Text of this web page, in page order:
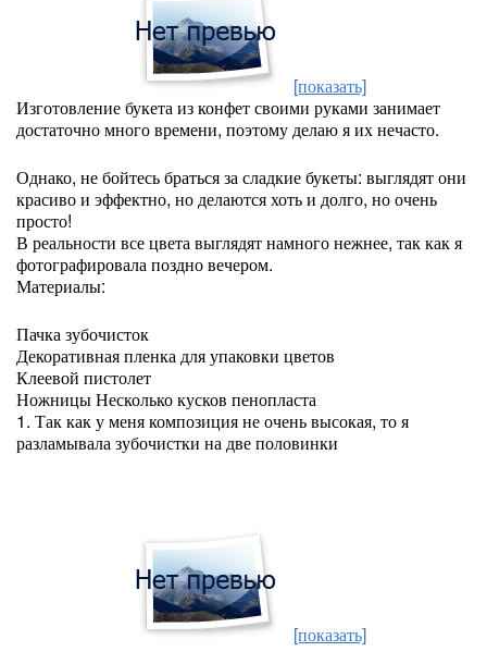
[показать]
Изготовление букета из конфет своими руками занимает
достаточно много времени, поэтому делаю я их нечасто.
Однако, не бойтесь браться за сладкие букеты: выглядят они
красиво и эффектно, но делаются хоть и долго, но очень
просто!
В реальности все цвета выглядят намного нежнее, так как я
фотографировала поздно вечером.
Материалы:
Пачка зубочисток
Декоративная пленка для упаковки цветов
Клеевой пистолет
Ножницы Несколько кусков пенопласта
1. Так как у меня композиция не очень высокая, то я
разламывала зубочистки на две половинки
[показать]